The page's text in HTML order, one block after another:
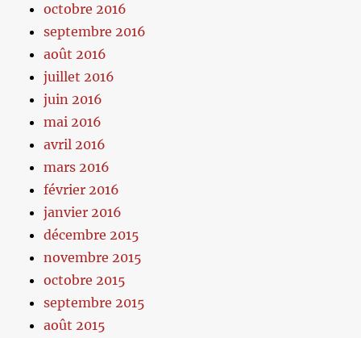
octobre 2016
septembre 2016
août 2016
juillet 2016
juin 2016
mai 2016
avril 2016
mars 2016
février 2016
janvier 2016
décembre 2015
novembre 2015
octobre 2015
septembre 2015
août 2015